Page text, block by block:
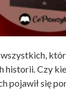
historii. Czy
pojawił się